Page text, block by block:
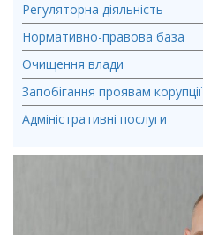
Регуляторна діяльність
Нормативно-правова база
Очищення влади
Запобігання проявам корупції
Адміністративні послуги